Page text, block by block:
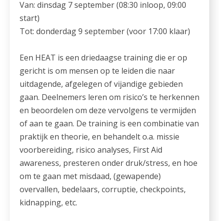
Van: dinsdag 7 september (08:30 inloop, 09:00
start)
Tot: donderdag 9 september (voor 17:00 klaar)
Een HEAT is een driedaagse training die er op
gericht is om mensen op te leiden die naar
uitdagende, afgelegen of vijandige gebieden
gaan. Deelnemers leren om risico’s te herkennen
en beoordelen om deze vervolgens te vermijden
of aan te gaan. De training is een combinatie van
praktijk en theorie, en behandelt o.a. missie
voorbereiding, risico analyses, First Aid
awareness, presteren onder druk/stress, en hoe
om te gaan met misdaad, (gewapende)
overvallen, bedelaars, corruptie, checkpoints,
kidnapping, etc.